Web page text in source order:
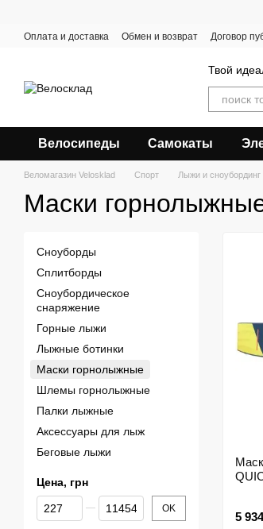
Оплата и доставка Обмен и возврат Договор
Твой
Велосипеды Самокаты
Веломагазин Velosklad Спорт Лыжи и сноубординг
Маски
5
Сноуборды
Сплитборды
Сноубордическое
снаряжение
Горные лыжи
Лыжные ботинки
Маски горнолыжные
Шлемы горнолыжные
Палки лыжные
Аксессуары для лыж
Беговые лыжи
Цена, грн
От Цена, грн
До Цена, грн OK